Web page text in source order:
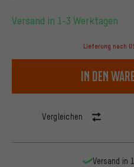
Versand in 1-3 Werktagen
Lieferung nach
In den
Vergleichen
Versand in